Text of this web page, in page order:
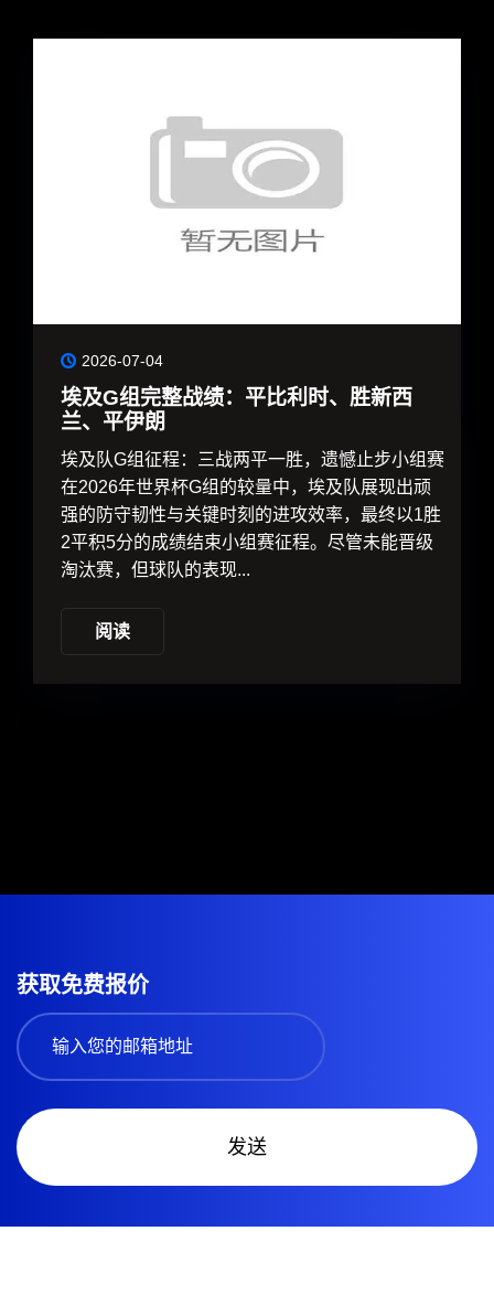
平比利时、胜新西
两平一胜，遗憾止步小组赛
较量中，埃及队展现出顽
刻的进攻效率，最终以1胜
组赛征程。尽管未能晋级
摩洛哥1-0苏格兰战
胜负
摩洛哥1-0苏格兰：赛
雄狮昂首晋级 在2026
对决中，摩洛哥凭借前
获取免费报价
发送